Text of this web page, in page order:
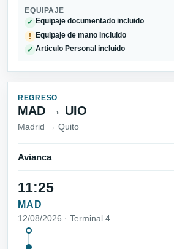
EQUIPAJE
✓ Equipaje documentado incluido
! Equipaje de mano incluido
✓ Articulo Personal incluido
REGRESO
MAD → UIO
Madrid → Quito
Avianca
11:25
MAD
12/08/2026 · Terminal 4